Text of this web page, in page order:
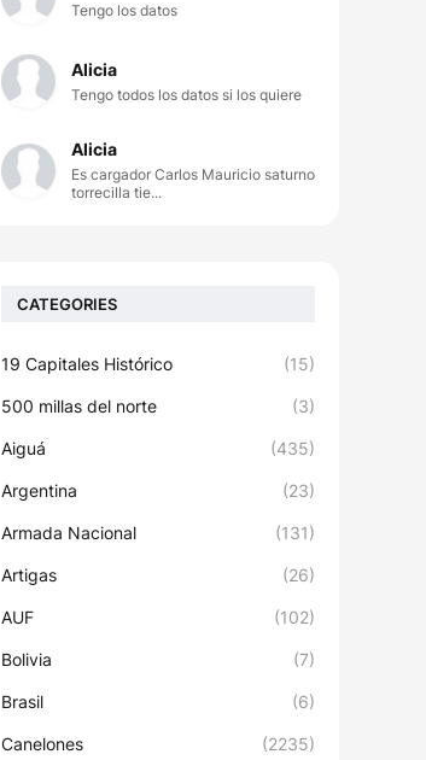
Tengo los datos
Alicia
Tengo todos los datos si los quiere
Alicia
Es cargador Carlos Mauricio saturno
torrecilla tie...
CATEGORIES
19 Capitales Histórico (15)
500 millas del norte (3)
Aiguá (435)
Argentina (23)
Armada Nacional (131)
Artigas (26)
AUF (102)
Bolivia (7)
Brasil (6)
Canelones (2235)